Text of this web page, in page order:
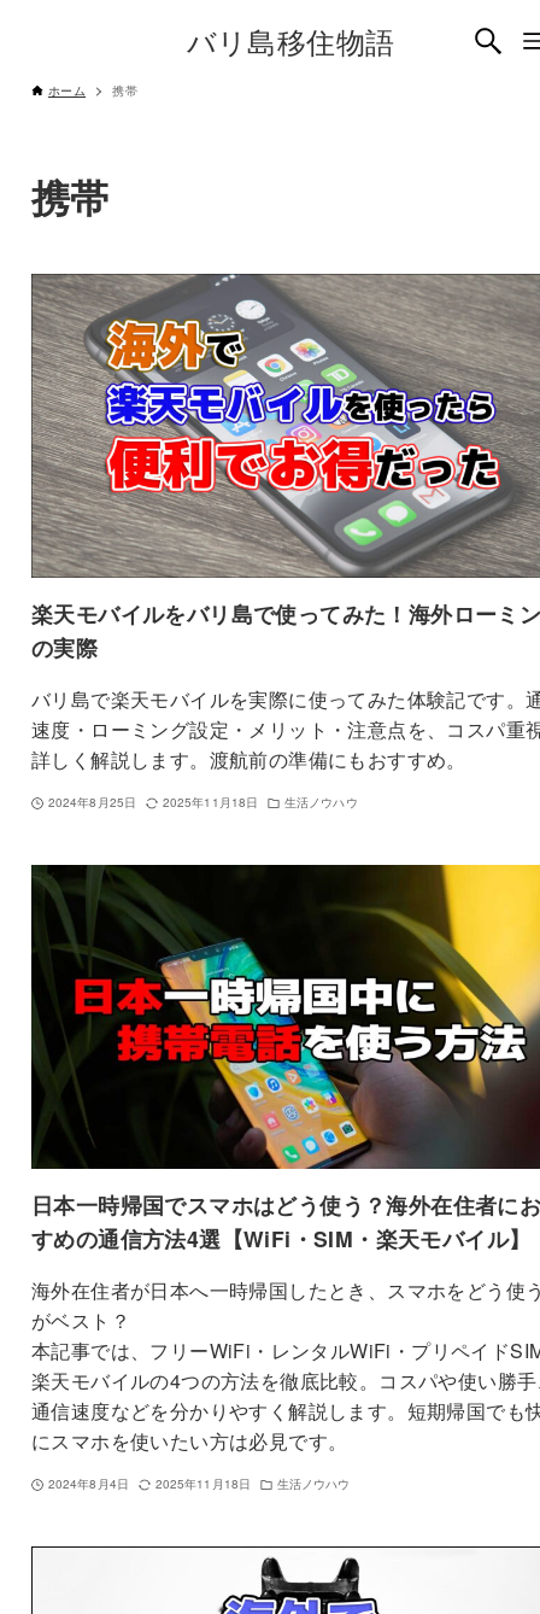
バリ島移住物語
ホーム 携帯
携帯
楽天モバイルをバリ島で使ってみた！海外ローミ
の実際
バリ島で楽天モバイルを実際に使ってみた体験記です。
速度・ローミング設定・メリット・注意点を、コスパ重
詳しく解説します。渡航前の準備にもおすすめ。
2024年8月25日 2025年11月18日 生活ノウハウ
日本一時帰国でスマホはどう使う？海外在住者に
すめの通信方法4選【WiFi・SIM・楽天モバイル】
海外在住者が日本へ一時帰国したとき、スマホをどう使
がベスト？
本記事では、フリーWiFi・レンタルWiFi・プリペイド
楽天モバイルの4つの方法を徹底比較。コスパや使い勝
通信速度などを分かりやすく解説します。短期帰国でも
にスマホを使いたい方は必見です。
2024年8月4日 2025年11月18日 生活ノウハウ